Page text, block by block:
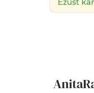
Ezüst